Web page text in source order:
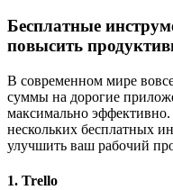
Бесплатные
повысить
В современном мире
суммы на дорогие
максимально
нескольких бесплатных
улучшить ваш рабочий
1. Trello